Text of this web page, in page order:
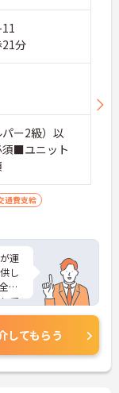
報酬
両
が
で
な
が
心
グで
フ
い
も
分
ー2級）以
■ユニット
通費支給
運
し
体
て
通
運
角
度
と
してもらう